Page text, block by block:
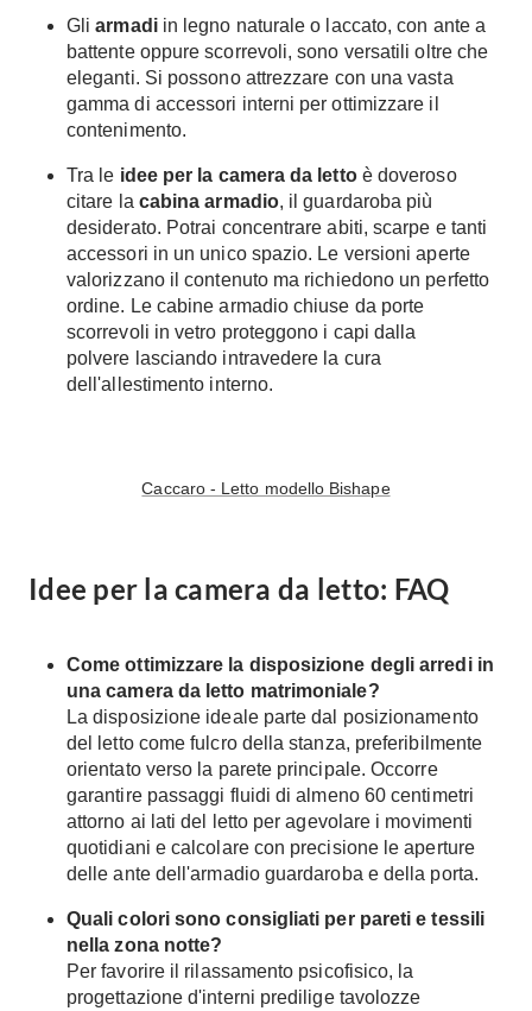
Gliarmadiin legno naturale o laccato, con ante a
battente oppure scorrevoli, sono versatili oltre che
eleganti. Si possono attrezzare con una vasta
gamma di accessori interni per ottimizzare il
contenimento.
Tra le idee per la camera da lettoè doveroso
citare la cabina armadio, il guardaroba più
desiderato. Potrai concentrare abiti, scarpe e tanti
accessori in un unico spazio. Le versioni aperte
valorizzano il contenuto ma richiedono un perfetto
ordine. Le cabine armadio chiuse da porte
scorrevoli in vetro proteggono i capi dalla
polvere lasciando intravedere la cura
dell'allestimento interno.
Caccaro - Letto modello Bishape
Idee per la camera da letto: FAQ
Come ottimizzare la disposizione degli arredi in
una camera da letto matrimoniale?
La disposizione ideale parte dal posizionamento
del letto come fulcro della stanza, preferibilmente
orientato verso la parete principale. Occorre
garantire passaggi fluidi di almeno 60 centimetri
attorno ai lati del letto per agevolare i movimenti
quotidiani e calcolare con precisione le aperture
delle ante dell'armadio guardaroba e della porta.
Quali colori sono consigliati per pareti e tessili
nella zona notte?
Per favorire il rilassamento psicofisico, la
progettazione d'interni predilige tavolozze